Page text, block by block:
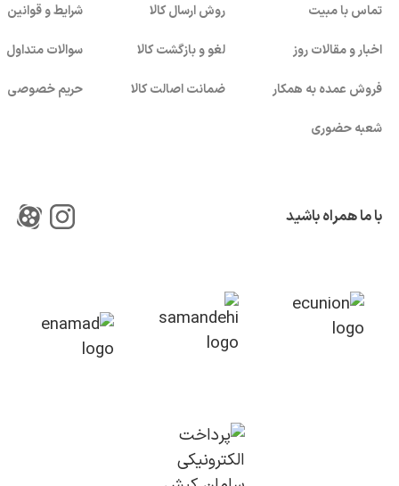
تماس با مبیت
اخبار و مقالات روز
فروش عمده به همکار
شعبه حضوری
روش ارسال کالا
لغو و بازگشت کالا
ضمانت اصالت کالا
شرایط و قوانین
سوالات متداول
حریم خصوصی
با ما همراه باشید